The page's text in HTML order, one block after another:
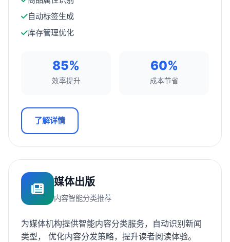
自动标签生成
库存管理优化
85%
效率提升
60%
成本节省
了解详情
媒体出版
内容智能分类推荐
为媒体机构提供智能内容分类服务，自动识别新闻
类型， 优化内容分发策略，提升读者阅读体验。